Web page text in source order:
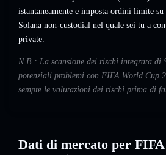
istantaneamente e imposta ordini limite su
Solana non-custodial nel quale sei tu a
private.
N.B.: La scansione dei rischi integrata di
potenziali problemi con FIFA World Cup
sempre le valutazioni dei rischi prima di
Dati di mercato per